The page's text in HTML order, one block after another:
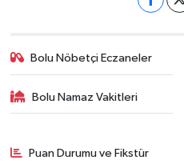
Bolu Nöbetçi Eczaneler
Bolu Namaz Vakitleri
Puan Durumu ve Fikstür